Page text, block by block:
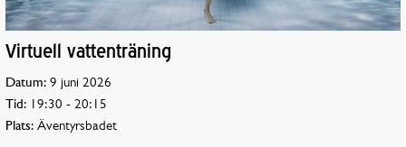
Virtuell vattenträning
Datum: 9 juni 2026
Tid: 19:30 - 20:15
Plats: Äventyrsbadet